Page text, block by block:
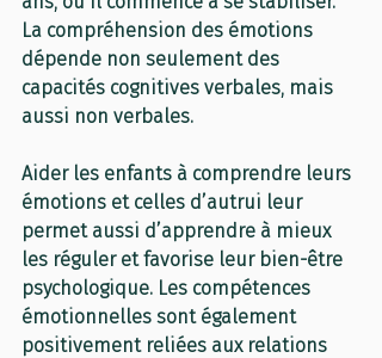
La compréhension des émotions
dépende non seulement des
capacités cognitives verbales, mais
aussi non verbales.
Aider les enfants à comprendre leurs
émotions et celles d’autrui leur
permet aussi d’apprendre à mieux
les réguler et favorise leur bien-être
psychologique. Les compétences
émotionnelles sont également
positivement reliées aux relations